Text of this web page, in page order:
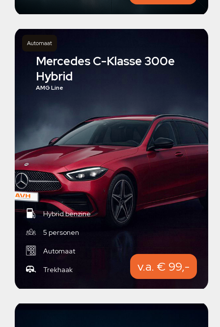
Automaat
Mercedes C-Klasse 300e
Hybrid
AMG Line
Hybrid benzine
5 personen
Automaat
Trekhaak v.a. € 99,-